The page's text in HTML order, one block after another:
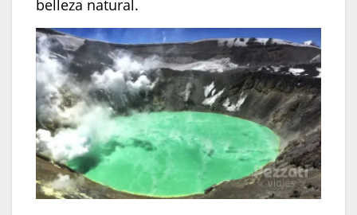
belleza natural.